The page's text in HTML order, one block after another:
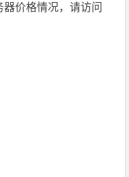
价格情况，请访问